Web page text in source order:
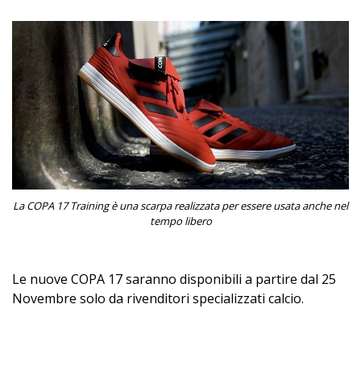
La COPA 17 Training è una scarpa realizzata per essere usata anche nel
tempo libero
Le nuove COPA 17 saranno disponibili a partire dal 25
Novembre solo da rivenditori specializzati calcio.